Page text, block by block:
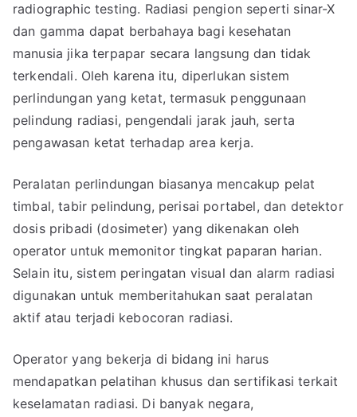
radiographic testing. Radiasi pengion seperti sinar-X
dan gamma dapat berbahaya bagi kesehatan
manusia jika terpapar secara langsung dan tidak
terkendali. Oleh karena itu, diperlukan sistem
perlindungan yang ketat, termasuk penggunaan
pelindung radiasi, pengendali jarak jauh, serta
pengawasan ketat terhadap area kerja.
Peralatan perlindungan biasanya mencakup pelat
timbal, tabir pelindung, perisai portabel, dan detektor
dosis pribadi (dosimeter) yang dikenakan oleh
operator untuk memonitor tingkat paparan harian.
Selain itu, sistem peringatan visual dan alarm radiasi
digunakan untuk memberitahukan saat peralatan
aktif atau terjadi kebocoran radiasi.
Operator yang bekerja di bidang ini harus
mendapatkan pelatihan khusus dan sertifikasi terkait
keselamatan radiasi. Di banyak negara,